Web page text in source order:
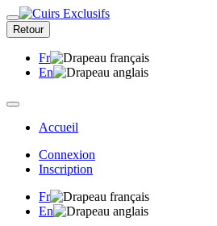
Retour
Fr
En
Accueil
Connexion
Inscription
Fr
En